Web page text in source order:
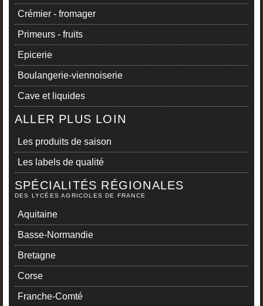
Crémier - fromager
Primeurs - fruits
Epicerie
Boulangerie-viennoiserie
Cave et liquides
ALLER PLUS LOIN
Les produits de saison
Les labels de qualité
SPÉCIALITÉS RÉGIONALES
DES LYCÉES AGRICOLES DE FRANCE
Aquitaine
Basse-Normandie
Bretagne
Corse
Franche-Comté